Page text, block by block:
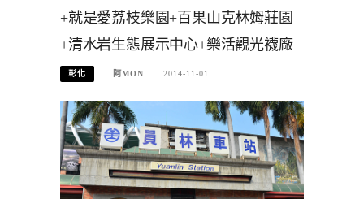
+就是愛荔枝樂園+百果山克林姆莊園
+清水岩生態展示中心+樂活觀光襪廠
彰化 阿MON 2014-11-01